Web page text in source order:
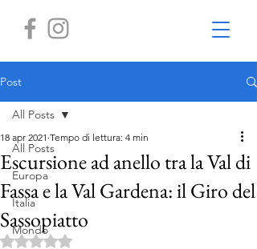
Post
All Posts
Europa
Italia
Mondo
All Posts
Escursione ad anello tra la Val di
Fassa e la Val Gardena: il Giro del
Sassopiatto
18 apr 2021 Tempo di lettura: 4 min
Valutazione NaN stelle su 5.